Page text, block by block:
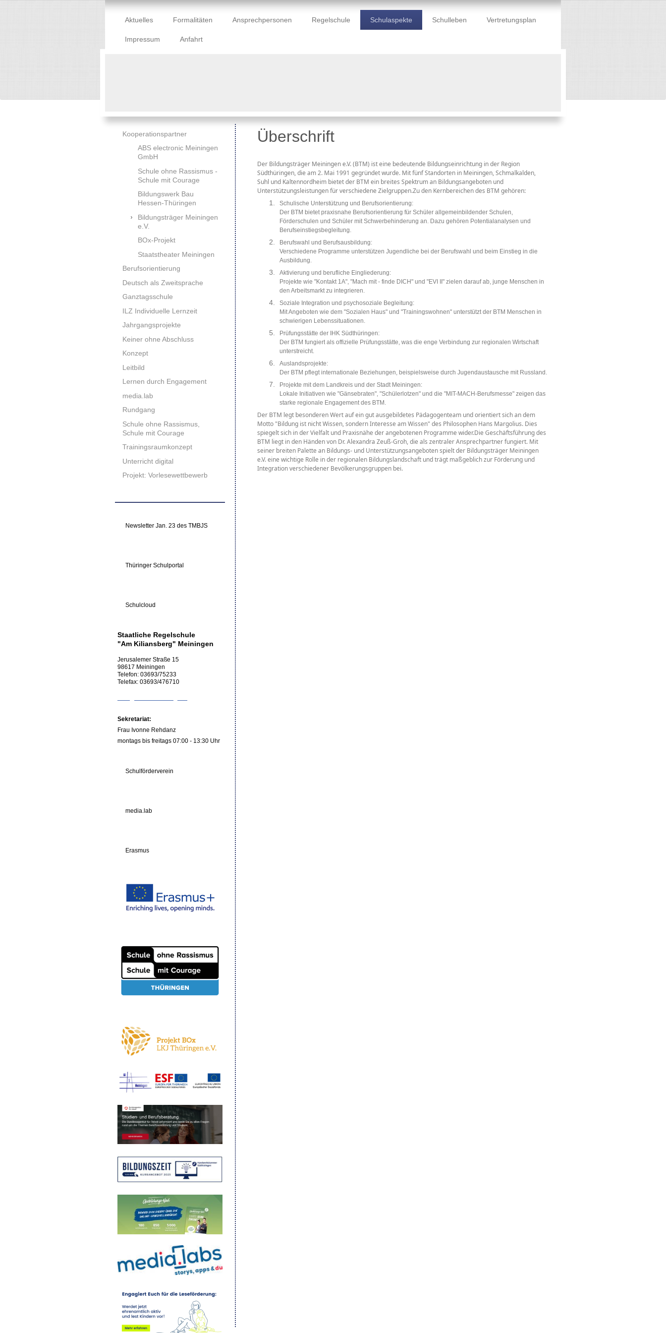
Aktuelles Formalitäten Ansprechpersonen Regelschule Schulaspekte Schulleben Vertretungsplan
Impressum Anfahrt
Überschrift
Der Bildungsträger Meiningen e.V. (BTM) ist eine bedeutende Bildungseinrichtung in der Region
Südthüringen, die am 2. Mai 1991 gegründet wurde. Mit fünf Standorten in Meiningen, Schmalkalden,
Suhl und Kaltennordheim bietet der BTM ein breites Spektrum an Bildungsangeboten und
Unterstützungsleistungen für verschiedene Zielgruppen.Zu den Kernbereichen des BTM gehören:
Schulische Unterstützung und Berufsorientierung:
Der BTM bietet praxisnahe Berufsorientierung für Schüler allgemeinbildender Schulen,
Förderschulen und Schüler mit Schwerbehinderung an. Dazu gehören Potentialanalysen und
Berufseinstiegsbegleitung.
Berufswahl und Berufsausbildung:
Verschiedene Programme unterstützen Jugendliche bei der Berufswahl und beim Einstieg in die
Ausbildung.
Aktivierung und berufliche Eingliederung:
Projekte wie "Kontakt 1A", "Mach mit - finde DICH" und "EVI II" zielen darauf ab, junge Menschen in
den Arbeitsmarkt zu integrieren.
Soziale Integration und psychosoziale Begleitung:
Mit Angeboten wie dem "Sozialen Haus" und "Trainingswohnen" unterstützt der BTM Menschen in
schwierigen Lebenssituationen.
Prüfungsstätte der IHK Südthüringen:
Der BTM fungiert als offizielle Prüfungsstätte, was die enge Verbindung zur regionalen Wirtschaft
unterstreicht.
Auslandsprojekte:
Der BTM pflegt internationale Beziehungen, beispielsweise durch Jugendaustausche mit Russland.
Projekte mit dem Landkreis und der Stadt Meiningen:
Lokale Initiativen wie "Gänsebraten", "Schülerlotzen" und die "MIT-MACH-Berufsmesse" zeigen das
starke regionale Engagement des BTM.
Der BTM legt besonderen Wert auf ein gut ausgebildetes Pädagogenteam und orientiert sich an dem
Motto "Bildung ist nicht Wissen, sondern Interesse am Wissen" des Philosophen Hans Margolius. Dies
spiegelt sich in der Vielfalt und Praxisnähe der angebotenen Programme wider.Die Geschäftsführung des
BTM liegt in den Händen von Dr. Alexandra Zeuß-Groh, die als zentraler Ansprechpartner fungiert. Mit
seiner breiten Palette an Bildungs- und Unterstützungsangeboten spielt der Bildungsträger Meiningen
e.V. eine wichtige Rolle in der regionalen Bildungslandschaft und trägt maßgeblich zur Förderung und
Integration verschiedener Bevölkerungsgruppen bei.
Kooperationspartner
ABS electronic Meiningen
GmbH
Schule ohne Rassismus -
Schule mit Courage
Bildungswerk Bau
Hessen-Thüringen
Bildungsträger Meiningen
e.V.
BOx-Projekt
Staatstheater Meiningen
Berufsorientierung
Deutsch als Zweitsprache
Ganztagsschule
ILZ Individuelle Lernzeit
Jahrgangsprojekte
Keiner ohne Abschluss
Konzept
Leitbild
Lernen durch Engagement
media.lab
Rundgang
Schule ohne Rassismus,
Schule mit Courage
Trainingsraumkonzept
Unterricht digital
Projekt: Vorlesewettbewerb
Newsletter Jan. 23 des TMBJS
Thüringer Schulportal
Schulcloud
Staatliche Regelschule
"Am Kiliansberg" Meiningen
Jerusalemer Straße 15
98617 Meiningen
Telefon: 03693/75233
Telefax: 03693/476710
Sekretariat:
Frau Ivonne Rehdanz
montags bis freitags 07:00 - 13:30 Uhr
Schulförderverein
media.lab
Erasmus